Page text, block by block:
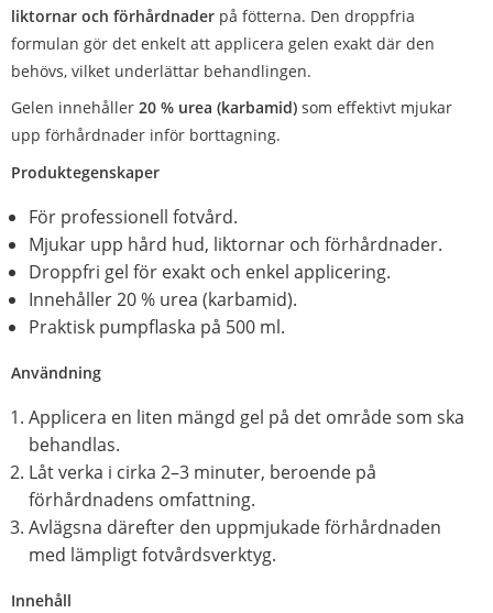
liktornar och förhårdnader på fötterna. Den droppfria
formulan gör det enkelt att applicera gelen exakt där den
behövs, vilket underlättar behandlingen.
Gelen innehåller 20 % urea (karbamid) som effektivt mjukar
upp förhårdnader inför borttagning.
Produktegenskaper
För professionell fotvård.
Mjukar upp hård hud, liktornar och förhårdnader.
Droppfri gel för exakt och enkel applicering.
Innehåller 20 % urea (karbamid).
Praktisk pumpflaska på 500 ml.
Användning
Applicera en liten mängd gel på det område som ska
behandlas.
Låt verka i cirka 2–3 minuter, beroende på
förhårdnadens omfattning.
Avlägsna därefter den uppmjukade förhårdnaden
med lämpligt fotvårdsverktyg.
Innehåll